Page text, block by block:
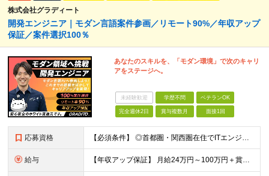
株式会社グラディート
開発エンジニア｜モダン言語案件参画／リモート90%／年収アップ
保証／案件選択100％
あなたのスキルを、「モダン環境」で次のキャリ
アをステージへ。
未経験歓迎 学歴不問 ベテランOK
完全週休2日 賞与複数月 面接1回
応募資格 【必須条件】 ◎首都圏・関西圏在住でITエンジニアとしての実務経験が3年以上ある⽅（開発・インフラいずれも歓迎） →首都圏（東京、神奈川、千葉、埼玉）、関西圏（大阪、兵庫、京都）在住のITエンジニア採
給与 【年収アップ保証】 月給24万円～100万円＋賞与（年3回）＋諸手当 ◆想定年収432万円〜1200万円(経験・スキルを考慮し決定) ※年収アップ保証付帯 ◆基本給には⽉20時間分の固定残業代(31,